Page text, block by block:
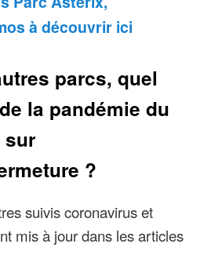
à découvrir ici
parcs, quel
la pandémie du
sur
?
suivis coronavirus et
mis à jour dans les articles